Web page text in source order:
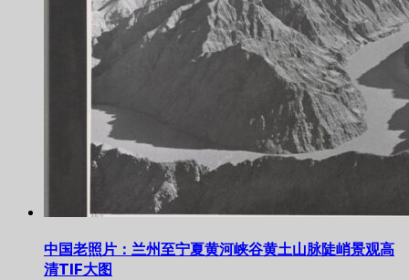
中国老照片：兰州至宁夏黄河峡谷黄土山脉陡峭景观高
清TIF大图